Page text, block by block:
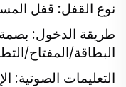
نوع القفل: قفل
طريقة الدخول: بصمة
البطاقة/المفتاح/
التعليمات الصوتية: